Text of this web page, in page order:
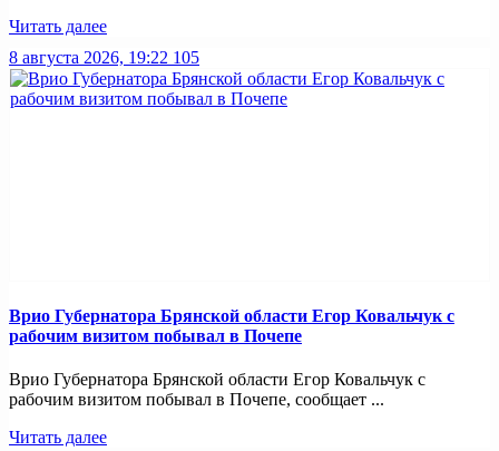
Читать далее
8 августа 2026, 19:22 105
Врио Губернатора Брянской области Егор Ковальчук с
рабочим визитом побывал в Почепе
Врио Губернатора Брянской области Егор Ковальчук с
рабочим визитом побывал в Почепе, сообщает ...
Читать далее